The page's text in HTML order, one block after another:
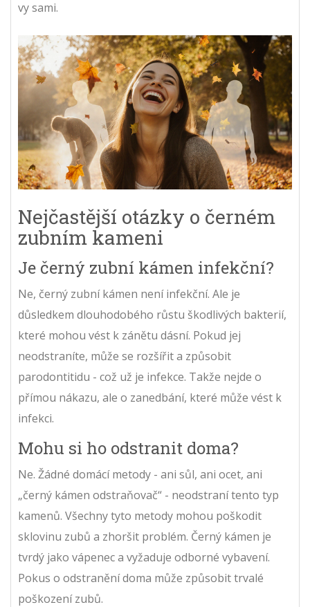
vy sami.
Nejčastější otázky o černém
zubním kameni
Je černý zubní kámen infekční?
Ne, černý zubní kámen není infekční. Ale je
důsledkem dlouhodobého růstu škodlivých bakterií,
které mohou vést k zánětu dásní. Pokud jej
neodstraníte, může se rozšířit a způsobit
parodontitidu - což už je infekce. Takže nejde o
přímou nákazu, ale o zanedbání, které může vést k
infekci.
Mohu si ho odstranit doma?
Ne. Žádné domácí metody - ani sůl, ani ocet, ani
„černý kámen odstraňovač“ - neodstraní tento typ
kamenů. Všechny tyto metody mohou poškodit
sklovinu zubů a zhoršit problém. Černý kámen je
tvrdý jako vápenec a vyžaduje odborné vybavení.
Pokus o odstranění doma může způsobit trvalé
poškození zubů.